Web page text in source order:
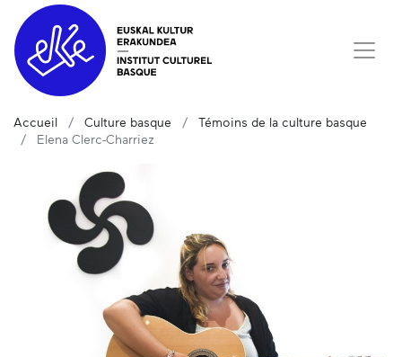
Accueil Culture basque
Témoins de la culture basque
Elena Clerc-Charriez